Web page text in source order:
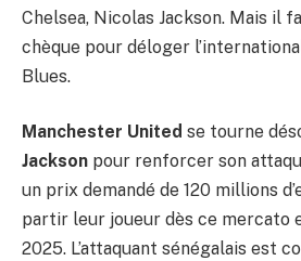
Chelsea, Nicolas Jackson. Mais il
chèque pour déloger
Blues.
Manchester United se tourne
Jackson pour renforcer son
un prix demandé de 120 millions
partir leur joueur dès ce mercato
2025. L’attaquant sénégalais est